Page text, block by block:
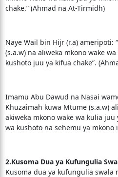
chake.” (Ahmad na At-Tirmidh)
Naye Wail bin Hijr (r.a) ameripoti:
(s.a.w) na aliweka mkono wake
kushoto juu ya kifua chake”.
Imamu Abu Dawud na Nasai
Khuzaimah kuwa Mtume (s.a.w)
akiweka mkono wake wa kulia
wa kushoto na sehemu ya mkono
2.Kusoma Dua ya Kufungulia
Kusoma dua ya kufungulia swala